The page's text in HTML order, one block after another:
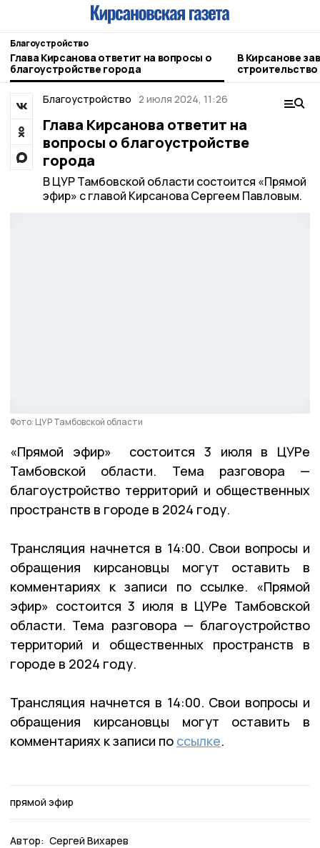
Благоустройство
Глава Кирсанова ответит на вопросы о
благоустройстве города
В Кирсанове
Благоустройство 2 июля 2024, 11:26
Глава Кирсанова ответит на
вопросы о благоустройстве
города
В ЦУР Тамбовской области состоится «Прямой
эфир» с главой Кирсанова Сергеем Павловым.
Фото: ЦУР Тамбовской области
«Прямой эфир» состоится 3 июля в ЦУРе
Тамбовской области. Тема разговора —
благоустройство территорий и общественных
пространств в городе в 2024 году.
Трансляция начнется в 14:00. Свои вопросы и
обращения кирсановцы могут оставить в
комментариях к записи по ссылке. «Прямой
эфир» состоится 3 июля в ЦУРе Тамбовской
области. Тема разговора — благоустройство
территорий и общественных пространств в
городе в 2024 году.
Трансляция начнется в 14:00. Свои вопросы и
обращения кирсановцы могут оставить в
комментариях к записи по ссылке.
прямой эфир
Автор: Сергей Вихарев